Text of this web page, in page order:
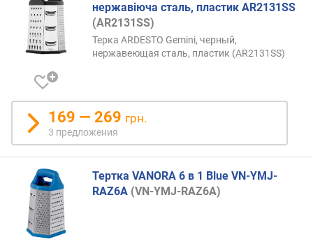
нержавіюча сталь, пластик AR2131SS
(AR2131SS)
Терка ARDESTO Gemini, черный,
нержавеющая сталь, пластик (AR2131SS)
169 — 269 грн.
3 предложения
Тертка VANORA 6 в 1 Blue VN-YMJ-
RAZ6A (VN-YMJ-RAZ6A)